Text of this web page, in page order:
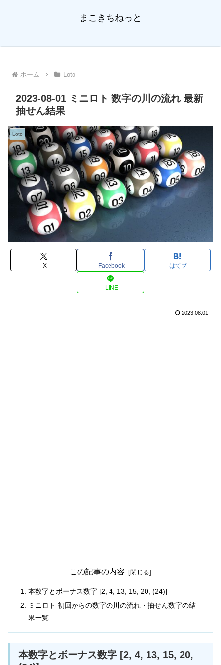
まこきちねっと
ホーム Loto
2023-08-01 ミニロト 数字の川の流れ 最新
抽せん結果
Loto
X Facebook はてブ
LINE
2023.08.01
この記事の内容
本数字とボーナス数字 [2, 4, 13, 15, 20, (24)]
ミニロト 初回からの数字の川の流れ・抽せん数字の結
果一覧
本数字とボーナス数字 [2, 4, 13, 15, 20,